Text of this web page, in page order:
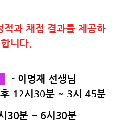
과 채점 결과를 제공하
니다.
- 이명재 선생님
12시30분 ~ 3시 45분
30분 ~ 6시30분